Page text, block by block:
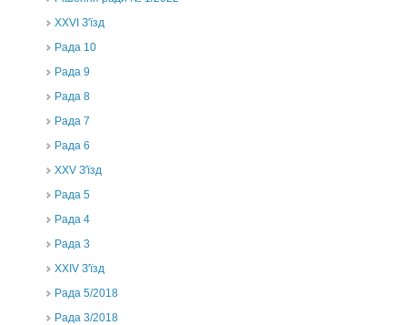
XXVI З'їзд
Рада 10
Рада 9
Рада 8
Рада 7
Рада 6
XXV З'їзд
Рада 5
Рада 4
Рада 3
ХХIV З'їзд
Рада 5/2018
Рада 3/2018